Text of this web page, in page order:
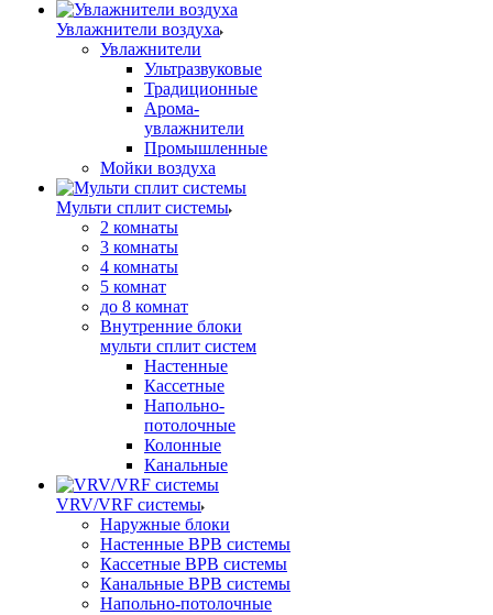
Увлажнители воздуха
Увлажнители
Ультразвуковые
Традиционные
Арома-
увлажнители
Промышленные
Мойки воздуха
Мульти сплит системы
2 комнаты
3 комнаты
4 комнаты
5 комнат
до 8 комнат
Внутренние блоки
мульти сплит систем
Настенные
Кассетные
Напольно-
потолочные
Колонные
Канальные
VRV/VRF системы
Наружные блоки
Настенные ВРВ системы
Кассетные ВРВ системы
Канальные ВРВ системы
Напольно-потолочные